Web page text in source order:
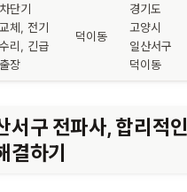
차단기
교체, 전기
수리, 긴급
출장
덕이동
경기도
고양시
일산서구
덕이동
서구 전파사, 합리적인
결하기